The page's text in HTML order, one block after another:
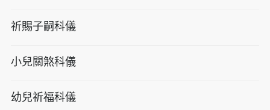
祈賜子嗣科儀
小兒關煞科儀
幼兒祈福科儀